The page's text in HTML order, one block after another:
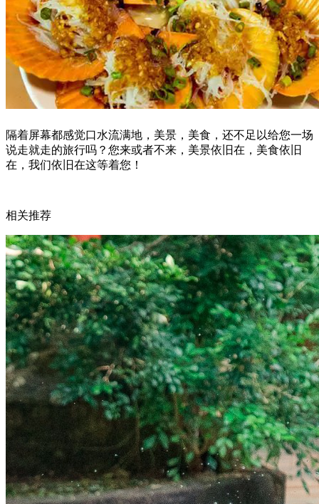
隔着屏幕都感觉口水流满地，美景，美食，还不足以给您一场
说走就走的旅行吗？您来或者不来，美景依旧在，美食依旧
在，我们依旧在这等着您！
相关推荐